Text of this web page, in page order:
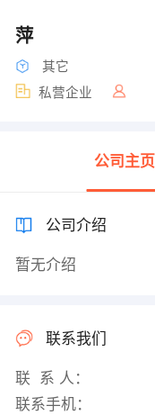
萍
其它
私营企业
公司主页
公司介绍
暂无介绍
联系我们
联 系 人：
联系手机：